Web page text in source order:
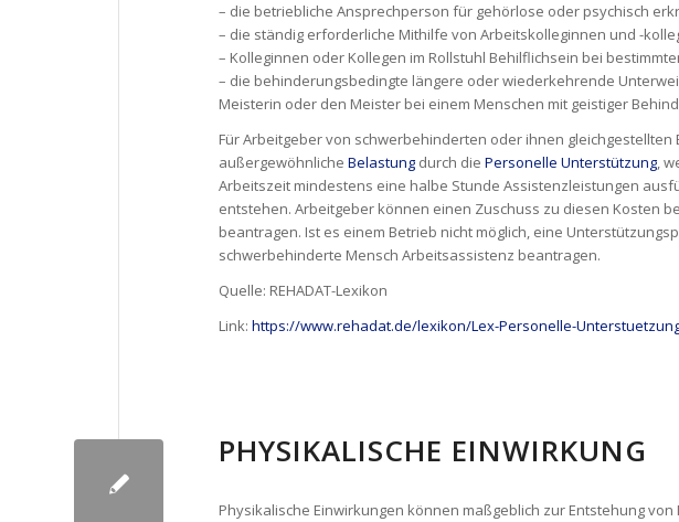
– die betriebliche Ansprechperson für gehörlose oder psychisch
– die ständig erforderliche Mithilfe von Arbeitskolleginnen und -
– Kolleginnen oder Kollegen im Rollstuhl Behilflichsein bei
– die behinderungsbedingte längere oder wiederkehrende
Meisterin oder den Meister bei einem Menschen mit geistiger
Für Arbeitgeber von schwerbehinderten oder ihnen
außergewöhnliche Belastung durch die Personelle Unterstützung,
Arbeitszeit mindestens eine halbe Stunde Assistenzleistungen
entstehen. Arbeitgeber können einen Zuschuss zu diesen Kosten
beantragen. Ist es einem Betrieb nicht möglich, eine
schwerbehinderte Mensch Arbeitsassistenz beantragen.
Quelle: REHADAT-Lexikon
Link: https://www.rehadat.de/lexikon/Lex-Personelle-
PHYSIKALISCHE EINWIRKUNG
Physikalische Einwirkungen können maßgeblich zur Entstehung